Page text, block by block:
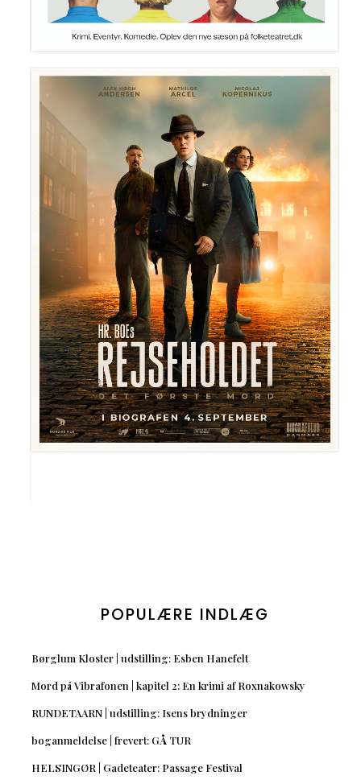
POPULÆRE INDLÆG
Børglum Kloster | udstilling: Esben Hanefelt
Mord på Vibrafonen | kapitel 2: En krimi af Roxnakowsky
RUNDETAARN | udstilling: Isens brydninger
boganmeldelse | frevert: GÅ TUR
HELSINGØR | Gadeteater: Passage Festival